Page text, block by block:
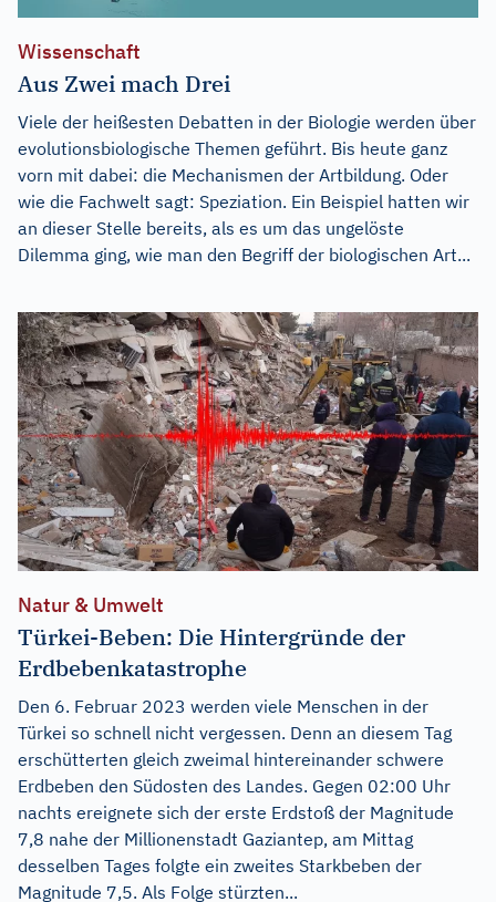
Wissenschaft
Aus Zwei mach Drei
Viele der heißesten Debatten in der Biologie werden über
evolutionsbiologische Themen geführt. Bis heute ganz
vorn mit dabei: die Mechanismen der Artbildung. Oder
wie die Fachwelt sagt: Speziation. Ein Beispiel hatten wir
an dieser Stelle bereits, als es um das ungelöste
Dilemma ging, wie man den Begriff der biologischen Art...
Natur & Umwelt
Türkei-Beben: Die Hintergründe der
Erdbebenkatastrophe
Den 6. Februar 2023 werden viele Menschen in der
Türkei so schnell nicht vergessen. Denn an diesem Tag
erschütterten gleich zweimal hintereinander schwere
Erdbeben den Südosten des Landes. Gegen 02:00 Uhr
nachts ereignete sich der erste Erdstoß der Magnitude
7,8 nahe der Millionenstadt Gaziantep, am Mittag
desselben Tages folgte ein zweites Starkbeben der
Magnitude 7,5. Als Folge stürzten...